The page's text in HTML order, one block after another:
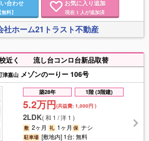
合わせ
【無料】
お気に入り追加
現在 1 人が追加済
社ホーム21トラスト不動産
校近く 流し台コンロ台新品取替
津嘉山 メゾンのーりー 106号
築28年 1階 (3階建)
5.2万円(共益費:1,000円 )
2LDK(和 1 / 洋 1 )
敷 2ヶ月 礼 1ヶ月保 ナシ
駐車場 [敷地内] 1台: 無料